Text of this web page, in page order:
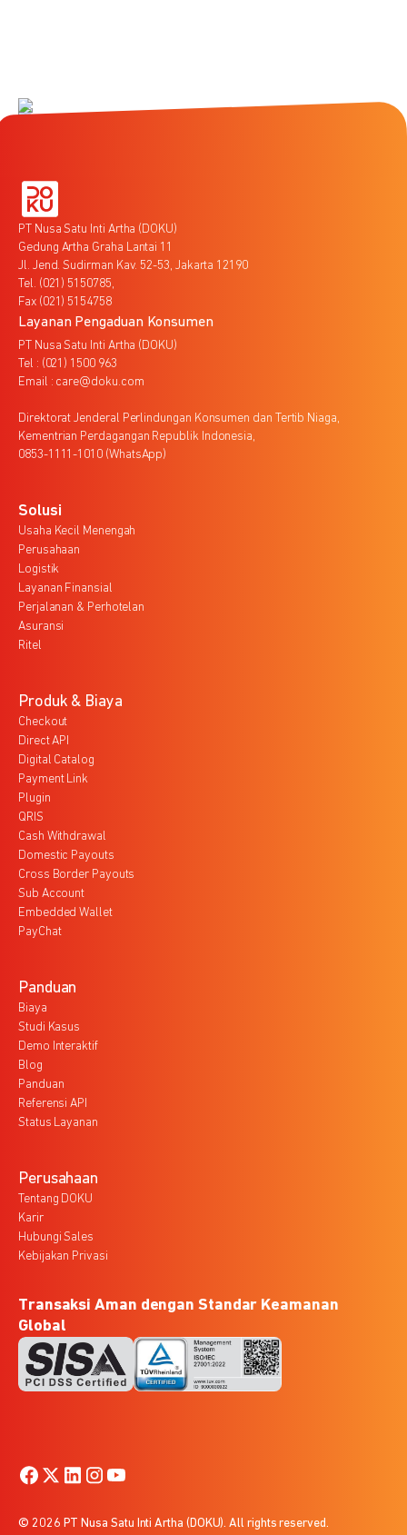
PT Nusa Satu Inti Artha (DOKU)
Gedung Artha Graha Lantai 11
Jl. Jend. Sudirman Kav. 52-53, Jakarta 12190
Tel. (021) 5150785,
Fax (021) 5154758
Layanan Pengaduan Konsumen
PT Nusa Satu Inti Artha (DOKU)
Tel : (021) 1500 963
Email : care@doku.com
Direktorat Jenderal Perlindungan Konsumen dan Tertib Niaga,
Kementrian Perdagangan Republik Indonesia,
0853-1111-1010 (WhatsApp)
Solusi
Usaha Kecil Menengah
Perusahaan
Logistik
Layanan Finansial
Perjalanan & Perhotelan
Asuransi
Ritel
Produk & Biaya
Checkout
Direct API
Digital Catalog
Payment Link
Plugin
QRIS
Cash Withdrawal
Domestic Payouts
Cross Border Payouts
Sub Account
Embedded Wallet
PayChat
Panduan
Biaya
Studi Kasus
Demo Interaktif
Blog
Panduan
Referensi API
Status Layanan
Perusahaan
Tentang DOKU
Karir
Hubungi Sales
Kebijakan Privasi
Transaksi Aman dengan Standar Keamanan
Global
© 2026 PT Nusa Satu Inti Artha (DOKU). All rights reserved.